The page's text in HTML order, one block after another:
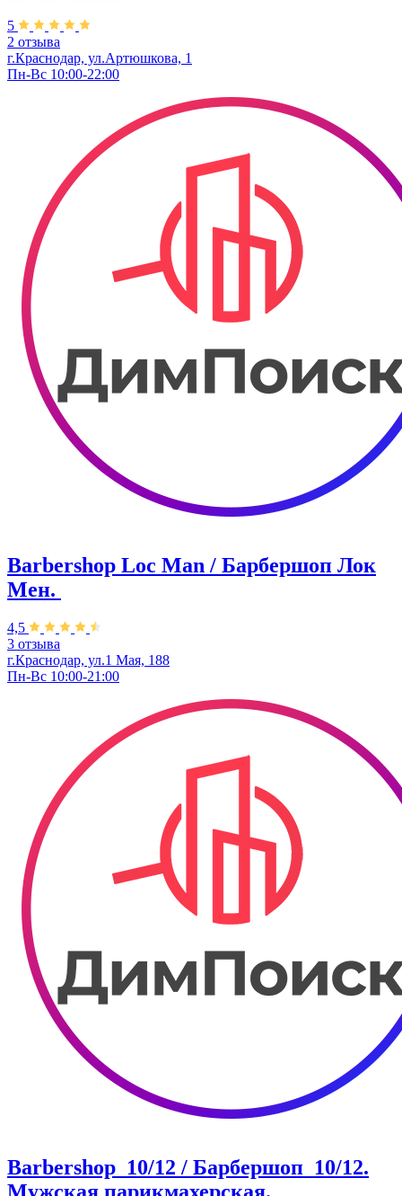
5
2 отзыва
г.Краснодар, ул.Артюшкова, 1
Пн-Вс 10:00-22:00
Barbershop Loc Man / Барбершоп Лок
Мен. ​
4,5
3 отзыва
г.Краснодар, ул.1 Мая, 188
Пн-Вс 10:00-21:00
Barbershop_10/12 / Барбершоп_10/12.
Мужская парикмахерская.